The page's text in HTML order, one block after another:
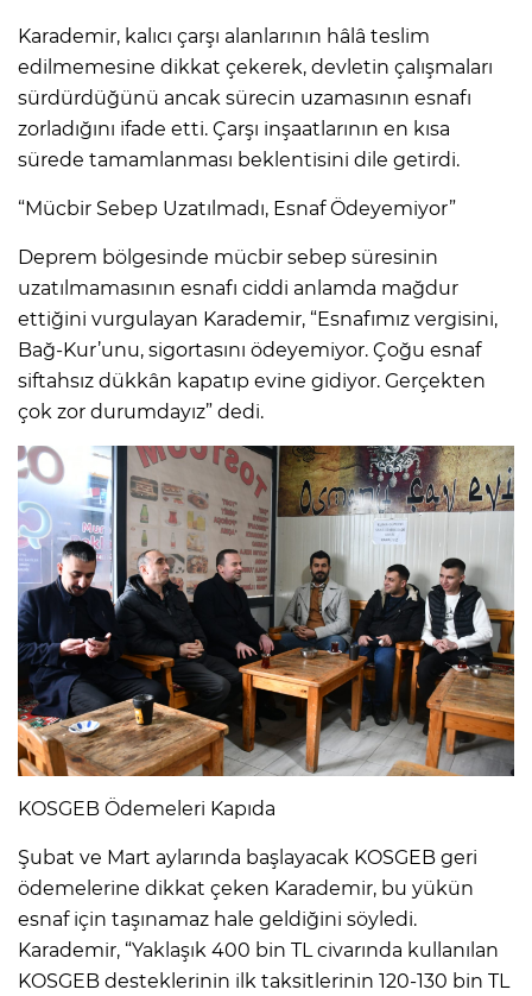
Karademir, kalıcı çarşı alanlarının hâlâ teslim
edilmemesine dikkat çekerek, devletin çalışmaları
sürdürdüğünü ancak sürecin uzamasının esnafı
zorladığını ifade etti. Çarşı inşaatlarının en kısa
sürede tamamlanması beklentisini dile getirdi.
“Mücbir Sebep Uzatılmadı, Esnaf Ödeyemiyor”
Deprem bölgesinde mücbir sebep süresinin
uzatılmamasının esnafı ciddi anlamda mağdur
ettiğini vurgulayan Karademir, “Esnafımız vergisini,
Bağ-Kur’unu, sigortasını ödeyemiyor. Çoğu esnaf
siftahsız dükkân kapatıp evine gidiyor. Gerçekten
çok zor durumdayız” dedi.
KOSGEB Ödemeleri Kapıda
Şubat ve Mart aylarında başlayacak KOSGEB geri
ödemelerine dikkat çeken Karademir, bu yükün
esnaf için taşınamaz hale geldiğini söyledi.
Karademir, “Yaklaşık 400 bin TL civarında kullanılan
KOSGEB desteklerinin ilk taksitlerinin 120-130 bin TL